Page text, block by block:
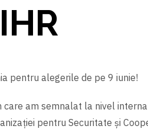
pentru alegerile de pe 9 iunie!
am semnalat la nivel
pentru Securitate și